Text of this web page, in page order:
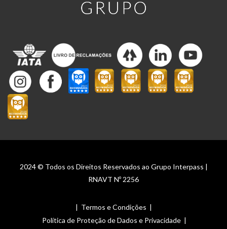
2024 © Todos os Direitos Reservados ao Grupo Interpass |
RNAVT Nº 2256
| Termos e Condições |
Política de Proteção de Dados e Privacidade |